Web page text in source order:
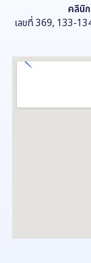
คลินิ
เลขที่ 369, 133-